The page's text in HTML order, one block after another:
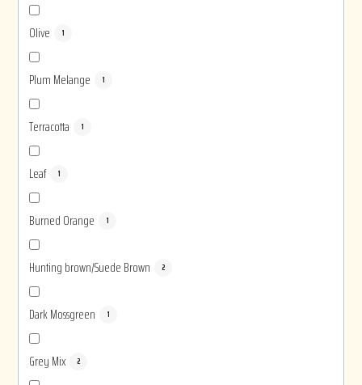
Olive 1
Plum Melange 1
Terracotta 1
Leaf 1
Burned Orange 1
Hunting brown/Suede Brown 2
Dark Mossgreen 1
Grey Mix 2